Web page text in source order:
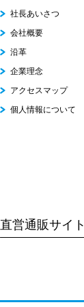
社長あいさつ
会社概要
沿革
企業理念
アクセスマップ
個人情報について
直営通販サイト